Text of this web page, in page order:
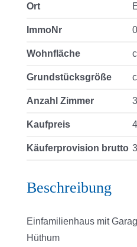
Ort
ImmoNr
Wohnfläche
Grundstücksgröße
Anzahl Zimmer 3
Kaufpreis
Käuferprovision brutto
Beschreibung
Einfamilienhaus mit
Hüthum